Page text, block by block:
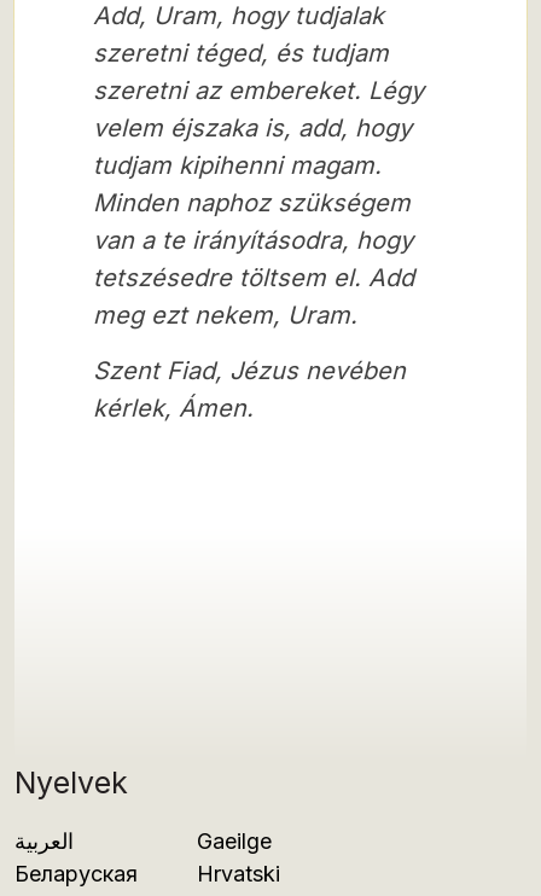
Nyelvek
العربية
Беларуская
Gaeilge
Hrvatski
Add, Uram, hogy tudjalak
szeretni téged, és tudjam
szeretni az embereket. Légy
velem éjszaka is, add, hogy
tudjam kipihenni magam.
Minden naphoz szükségem
van a te irányításodra, hogy
tetszésedre töltsem el. Add
meg ezt nekem, Uram.
Szent Fiad, Jézus nevében
kérlek, Ámen.